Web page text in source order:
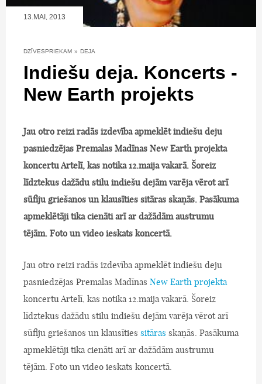
13.MAI, 2013
DZĪVESPRIEKAM » DEJA
Indiešu deja. Koncerts -
New Earth projekts
Jau otro reizi radās izdevība apmeklēt indiešu deju
pasniedzējas Premalas Madīnas New Earth projekta
koncertu Artelī, kas notika 12.maija vakarā. Šoreiz
līdztekus dažādu stilu indiešu dejām varēja vērot arī
sūfiju griešanos un klausīties sitāras skaņās. Pasākuma
apmeklētāji tika cienāti arī ar dažādām austrumu
tējām. Foto un video ieskats koncertā.
Jau otro reizi radās izdevība apmeklēt indiešu deju
pasniedzējas Premalas Madīnas New Earth projekta
koncertu Artelī, kas notika 12.maija vakarā. Šoreiz
līdztekus dažādu stilu indiešu dejām varēja vērot arī
sūfiju griešanos un klausīties sitāras skaņās. Pasākuma
apmeklētāji tika cienāti arī ar dažādām austrumu
tējām. Foto un video ieskats koncertā.